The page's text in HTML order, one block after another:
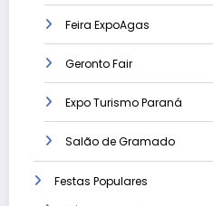
Feira ExpoAgas
Geronto Fair
Expo Turismo Paraná
Salão de Gramado
Festas Populares